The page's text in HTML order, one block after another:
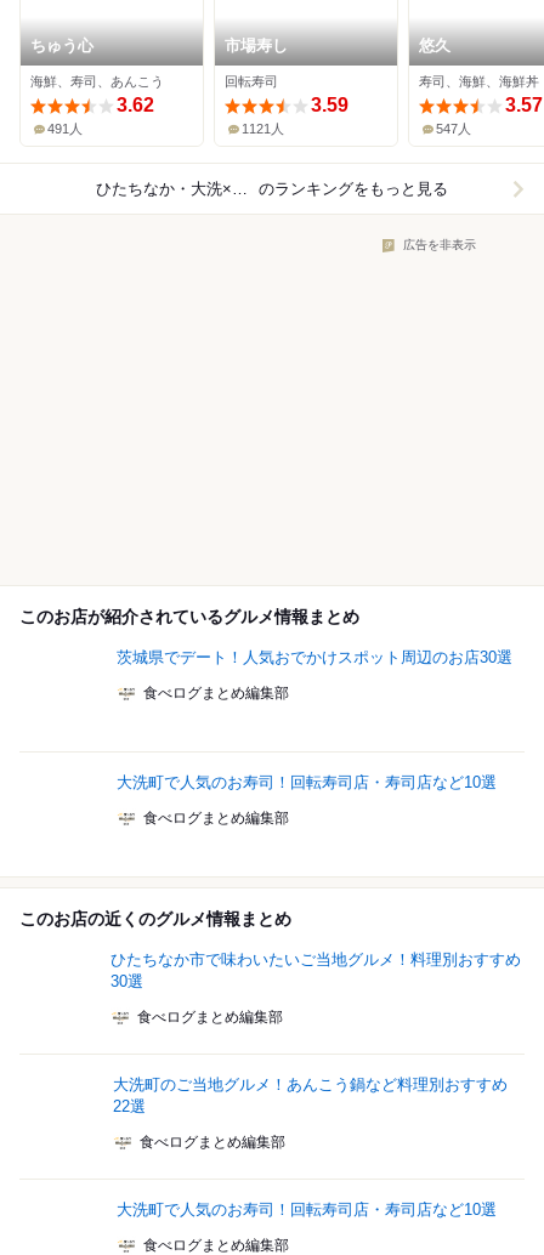
ちゅう心
海鮮、寿司、あんこう
3.62
491人
市場寿し
回転寿司
3.59
1121人
悠久
寿司、海鮮、海鮮丼
3.57
547人
ひたちなか・大洗×寿司 のランキングをもっと見る
広告を非表示
このお店が紹介されているグルメ情報まとめ
茨城県でデート！人気おでかけスポット周辺のお店30選
食べログまとめ編集部
大洗町で人気のお寿司！回転寿司店・寿司店など10選
食べログまとめ編集部
このお店の近くのグルメ情報まとめ
ひたちなか市で味わいたいご当地グルメ！料理別おすすめ
30選
食べログまとめ編集部
大洗町のご当地グルメ！あんこう鍋など料理別おすすめ
22選
食べログまとめ編集部
大洗町で人気のお寿司！回転寿司店・寿司店など10選
食べログまとめ編集部